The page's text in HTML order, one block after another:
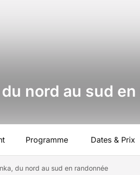
nord au sud
Programme Dates & Prix
du nord au sud en randonnée